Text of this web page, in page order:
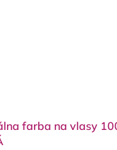
farba na vlasy